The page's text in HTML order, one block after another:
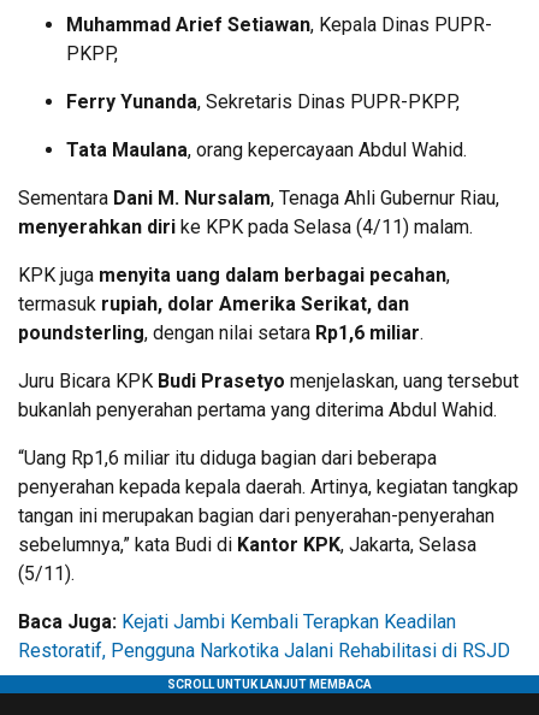
Muhammad Arief Setiawan, Kepala Dinas PUPR-
PKPP,
Ferry Yunanda, Sekretaris Dinas PUPR-PKPP,
Tata Maulana, orang kepercayaan Abdul Wahid.
Sementara Dani M. Nursalam, Tenaga Ahli Gubernur Riau,
menyerahkan diri ke KPK pada Selasa (4/11) malam.
KPK juga menyita uang dalam berbagai pecahan,
termasuk rupiah, dolar Amerika Serikat, dan
poundsterling, dengan nilai setara Rp1,6 miliar.
Juru Bicara KPK Budi Prasetyo menjelaskan, uang tersebut
bukanlah penyerahan pertama yang diterima Abdul Wahid.
“Uang Rp1,6 miliar itu diduga bagian dari beberapa
penyerahan kepada kepala daerah. Artinya, kegiatan tangkap
tangan ini merupakan bagian dari penyerahan-penyerahan
sebelumnya,” kata Budi di Kantor KPK, Jakarta, Selasa
(5/11).
Baca Juga: Kejati Jambi Kembali Terapkan Keadilan
Restoratif, Pengguna Narkotika Jalani Rehabilitasi di RSJD